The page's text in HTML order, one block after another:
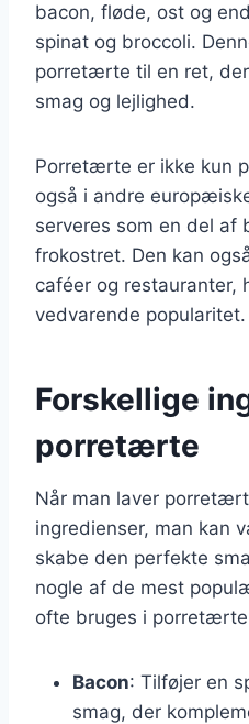
bacon, fløde, ost og
spinat og broccoli.
porretærte til en ret,
smag og lejlighed.
Porretærte er ikke kun
også i andre
serveres som en del af
frokostret. Den kan
caféer og restauranter,
vedvarende popularitet.
Forskellige
porretærte
Når man laver
ingredienser, man kan
skabe den perfekte
nogle af de mest
ofte bruges i
Bacon: Tilføjer en
smag, der